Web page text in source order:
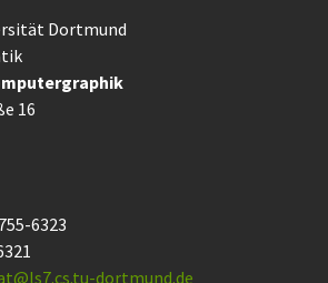
Dort­mund
16
6323
dortmund.de